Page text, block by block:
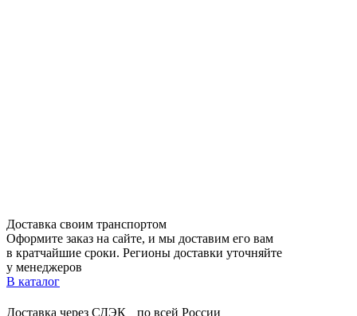
Доставка своим транспортом
Оформите заказ на сайте, и мы доставим его вам
в кратчайшие сроки. Регионы доставки уточняйте
у менеджеров
В каталог
Доставка через СДЭК по всей России